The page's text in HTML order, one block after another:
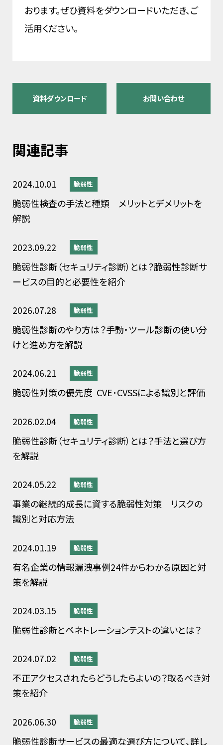
おります。ぜひ資料をダウンロードいただき、ご
活用ください。
資料ダウンロード お問い合わせ
関連記事
2024.10.01 脆弱性
脆弱性検査の手法と種類 メリットとデメリットを
解説
2023.09.22 脆弱性
脆弱性診断（セキュリティ診断）とは？脆弱性診断サ
ービスの目的と必要性を紹介
2026.07.28 脆弱性
脆弱性診断のやり方は？手動・ツール診断の使い分
けと進め方を解説
2024.06.21 脆弱性
脆弱性対策の優先度 CVE･CVSSによる識別と評価
2026.02.04 脆弱性
脆弱性診断（セキュリティ診断）とは？手法と選び方
を解説
2024.05.22 脆弱性
事業の継続的成長に資する脆弱性対策 リスクの
識別と対応方法
2024.01.19 脆弱性
有名企業の情報漏洩事例24件からわかる原因と対
策を解説
2024.03.15 脆弱性
脆弱性診断とペネトレーションテストの違いとは？
2024.07.02 脆弱性
不正アクセスされたらどうしたらよいの？取るべき対
策を紹介
2026.06.30 脆弱性
脆弱性診断サービスの最適な選び方について、詳し